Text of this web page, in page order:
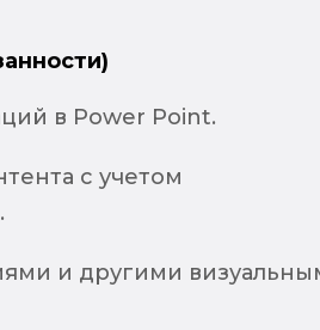
в Power Point.
с учетом
и другими